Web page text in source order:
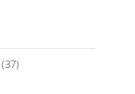
(37)